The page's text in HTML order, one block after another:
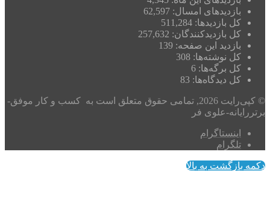
بازدیدهای امسال: 62,597
کل بازدیدها: 511,284
کل بازدیدکنند‌گان: 257,632
بازدید این صفحه: 139
کل نوشته‌ها: 308
کل برگه‌ها: 6
کل دیدگاه‌ها: 83
© کپی‌رایت 2026, تمامی حقوق متعلق است به کسب و کار موفق-
برتررایانه-علوی فر
اینستاگرام
تلگرام
دکمه بازگشت به بالا